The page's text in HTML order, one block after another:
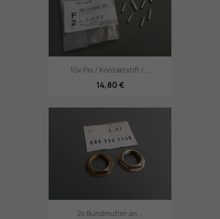
10x Pin / Kontaktstift /...
14,80 €
2x Bundmutter an...